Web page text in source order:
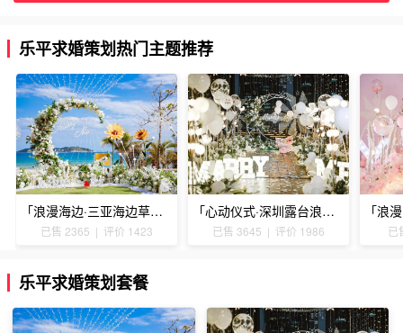
乐平求婚策划热门主题推荐
「浪漫海边·三亚海边草坪浪漫求婚」
已售 2365 | 评价 1423
「心动仪式·深圳露台浪漫求婚」
已售 3645 | 评价 1986 已
乐平求婚策划套餐